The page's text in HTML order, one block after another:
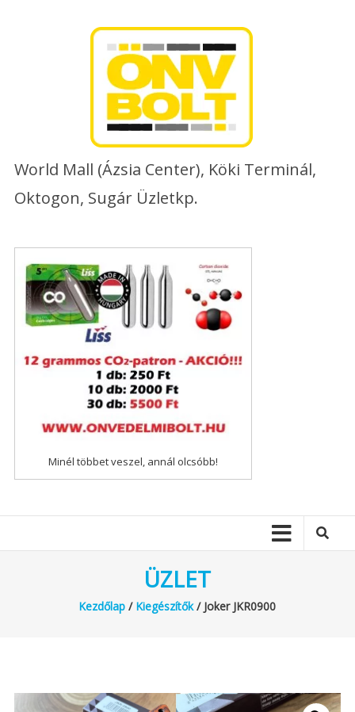
World Mall (Ázsia Center), Köki Terminál,
Oktogon, Sugár Üzletkp.
Minél többet veszel, annál olcsóbb!
ÜZLET
Kezdőlap / Kiegészítők/ Joker JKR0900